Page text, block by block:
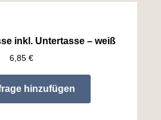
inkl. Untertasse – weiß
6,85 €
hinzufügen